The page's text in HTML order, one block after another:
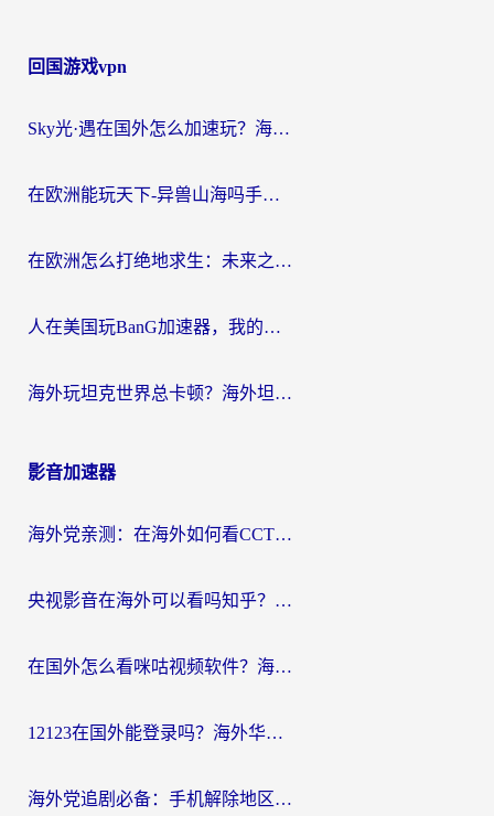
回国游戏vpn
Sky光·遇在国外怎么加速玩？海外党亲测有效的国服游戏加速指南
在欧洲能玩天下-异兽山海吗手游？海外玩家的加速器生存指南
在欧洲怎么打绝地求生：未来之役不卡？留学生亲测的加速器避坑指南
人在美国玩BanG加速器，我的延迟终于绿了
海外玩坦克世界总卡顿？海外坦克世界加速器有哪些？实测好用的选择在这里
影音加速器
海外党亲测：在海外如何看CCTV？告别“仅限大陆播放”的实用指南
央视影音在海外可以看吗知乎？留学生亲测：3步解决地域限制+追剧自由
在国外怎么看咪咕视频软件？海外党亲测有效的回国加速方案
12123在国外能登录吗？海外华人必看的回国加速实用指南
海外党追剧必备：手机解除地区限制app怎么选？解决央视视频&国内剧地区限制全指南